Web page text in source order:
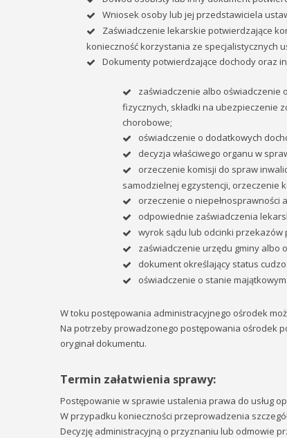
Wniosek osoby lub jej przedstawiciela
Zaświadczenie lekarskie potwierdzające
konieczność korzystania ze specjalistycznych
Dokumenty potwierdzające dochody oraz
zaświadczenie albo oświadczenie
fizycznych, składki na ubezpieczenie
chorobowe;
oświadczenie o dodatkowych
decyzja właściwego organu w
orzeczenie komisji do spraw
samodzielnej egzystencji, orzeczenie
orzeczenie o niepełnosprawności
odpowiednie zaświadczenia
wyrok sądu lub odcinki
zaświadczenie urzędu gminy albo
dokument określający status
oświadczenie o stanie majątkowym.
W toku postępowania administracyjnego ośrodek
Na potrzeby prowadzonego postępowania ośrodek
oryginał dokumentu.
Termin załatwienia sprawy:
Postępowanie w sprawie ustalenia prawa do usług
W przypadku konieczności przeprowadzenia
Decyzję administracyjną o przyznaniu lub odmowie